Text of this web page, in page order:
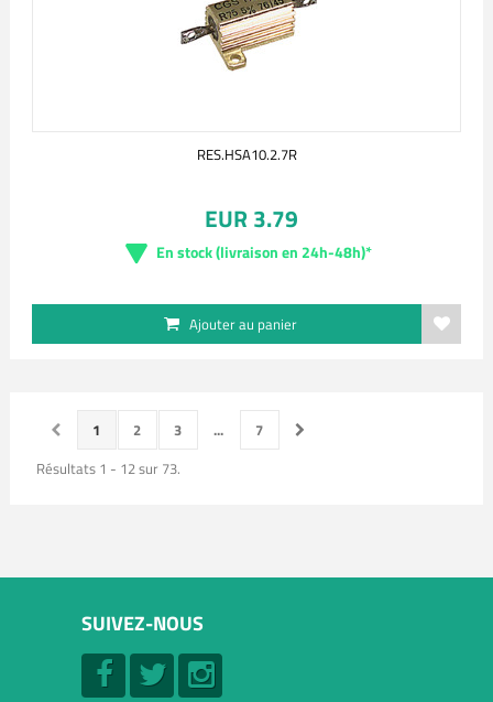
RES.HSA10.2.7R
EUR 3.79
En stock (livraison en 24h-48h)*
Ajouter au panier
1 2 3 ...
7
Résultats 1 - 12 sur 73.
SUIVEZ-NOUS